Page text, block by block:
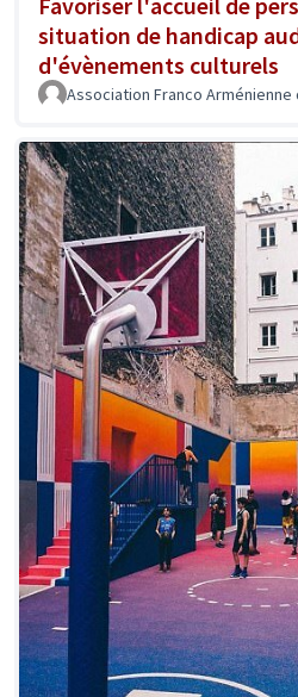
situation de handicap
d'évènements culturels
Association Franco Arménienne